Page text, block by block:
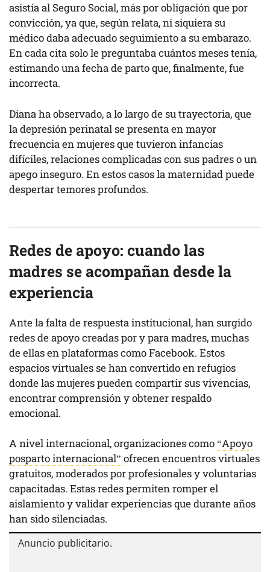
asistía al Seguro Social, más por obligación que por
convicción, ya que, según relata, ni siquiera su
médico daba adecuado seguimiento a su embarazo.
En cada cita solo le preguntaba cuántos meses tenía,
estimando una fecha de parto que, finalmente, fue
incorrecta.
Diana ha observado, a lo largo de su trayectoria, que
la depresión perinatal se presenta en mayor
frecuencia en mujeres que tuvieron infancias
difíciles, relaciones complicadas con sus padres o un
apego inseguro. En estos casos la maternidad puede
despertar temores profundos.
Redes de apoyo: cuando las
madres se acompañan desde la
experiencia
Ante la falta de respuesta institucional, han surgido
redes de apoyo creadas por y para madres, muchas
de ellas en plataformas como Facebook. Estos
espacios virtuales se han convertido en refugios
donde las mujeres pueden compartir sus vivencias,
encontrar comprensión y obtener respaldo
emocional.
A nivel internacional, organizaciones como“Apoyo
posparto internacional” ofrecen encuentros virtuales
gratuitos, moderados por profesionales y voluntarias
capacitadas. Estas redes permiten romper el
aislamiento y validar experiencias que durante años
han sido silenciadas.